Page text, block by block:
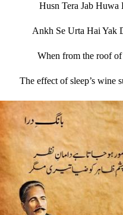
Husn Tera Jab Huwa
Ankh Se Urta Hai Yak
When from the roof
The effect of sleep’s wine